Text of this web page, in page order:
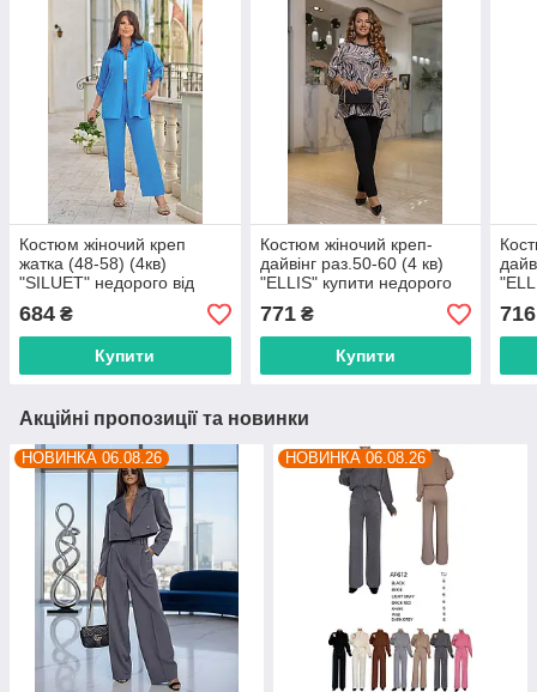
Костюм жіночий креп
жатка (48-58) (4кв)
"SILUET" недорого від
прямого постачальника
684 ₴
Купити
Костюм жіночий креп-
дайвінг раз.50-60 (4 кв)
"ELLIS" купити недорого
від прямого
постачальника
771₴
Купити
від
716
Акційні пропозиції та новинки
НОВИНКА 06.08.26 НОВИНКА 06.08.26